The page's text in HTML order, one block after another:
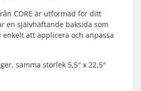
CORE är utformad för ditt
en självhäftande baksida som
att applicera och anpassa
samma storlek 5,5″ x 22,5″